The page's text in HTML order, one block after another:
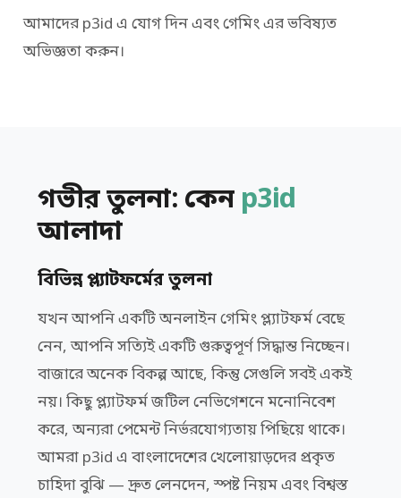
আমাদের p3id এ যোগ দিন এবং গেমিং এর ভবিষ্যত
অভিজ্ঞতা করুন।
গভীর তুলনা: কেন p3id
আলাদা
বিভিন্ন প্ল্যাটফর্মের তুলনা
যখন আপনি একটি অনলাইন গেমিং প্ল্যাটফর্ম বেছে
নেন, আপনি সত্যিই একটি গুরুত্বপূর্ণ সিদ্ধান্ত নিচ্ছেন।
বাজারে অনেক বিকল্প আছে, কিন্তু সেগুলি সবই একই
নয়। কিছু প্ল্যাটফর্ম জটিল নেভিগেশনে মনোনিবেশ
করে, অন্যরা পেমেন্ট নির্ভরযোগ্যতায় পিছিয়ে থাকে।
আমরা p3id এ বাংলাদেশের খেলোয়াড়দের প্রকৃত
চাহিদা বুঝি — দ্রুত লেনদেন, স্পষ্ট নিয়ম এবং বিশ্বস্ত